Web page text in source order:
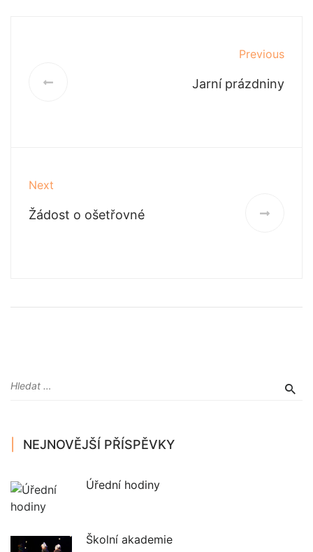
Previous
Jarní prázdniny
Next
Žádost o ošetřovné
NEJNOVĚJŠÍ PŘÍSPĚVKY
Úřední hodiny
Školní akademie